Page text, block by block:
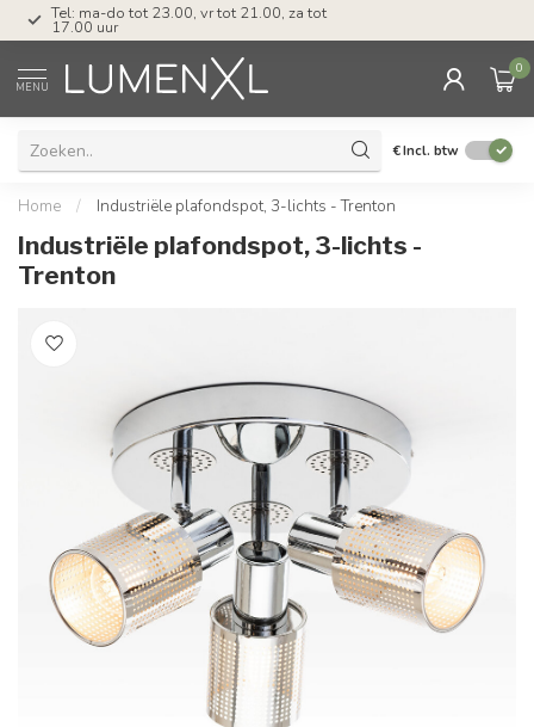
Tel: ma-do tot 23.00, vr tot 21.00, za tot
17.00 uur
MENU
0
€Incl. btw
Home / Industriële plafondspot, 3-lichts - Trenton
Industriële plafondspot, 3-lichts -
Trenton